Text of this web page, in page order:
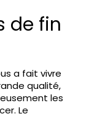
de fin
a fait vivre
qualité,
les
Le